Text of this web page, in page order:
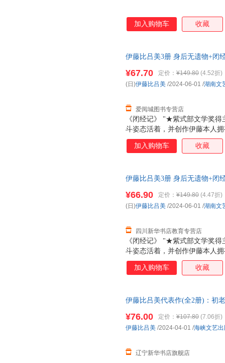
加入购物车 收藏
伊藤比吕美3册 身后无遗物+闭
惠咨询在线客服！
《闭经记》 "★紫式部文学奖
斗姿态活着，并创作伊藤本人
三十五岁患忧郁症，离过婚，
居，有三个女儿都在美国，大
法是冲上去，赌一把，做过，
会变老啊！”伊藤在这本书里写
和诙谐生动的笔触枝蔓到生活
¥67.70 定价： ¥149.80 (4.52折)
爱阅城图书专营店
(日)伊藤比吕美 /2024-06-01 /湖南文
加入购物车 收藏
伊藤比吕美3册 身后无遗物+闭
《闭经记》 "★紫式部文学奖
斗姿态活着，并创作伊藤本人
三十五岁患忧郁症，离过婚，
居，有三个女儿都在美国，大
法是冲上去，赌一把，做过，
会变老啊！”伊藤在这本书里写
和诙谐生动的笔触枝蔓到生活
¥66.90 定价： ¥149.80 (4.47折)
四川新华书店教育专营店
(日)伊藤比吕美 /2024-06-01 /湖南文
加入购物车 收藏
伊藤比吕美代表作(全2册)：初
¥76.00 定价： ¥107.80 (7.06折)
辽宁新华书店旗舰店
伊藤比吕美 /2024-04-01 /海峡文艺